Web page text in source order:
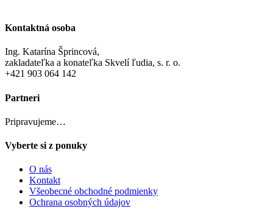
Kontaktná osoba
Ing. Katarína Šprincová,
zakladateľka a konateľka Skvelí ľudia, s. r. o.
+421 903 064 142
Partneri
Pripravujeme…
Vyberte si z ponuky
O nás
Kontakt
Všeobecné obchodné podmienky
Ochrana osobných údajov